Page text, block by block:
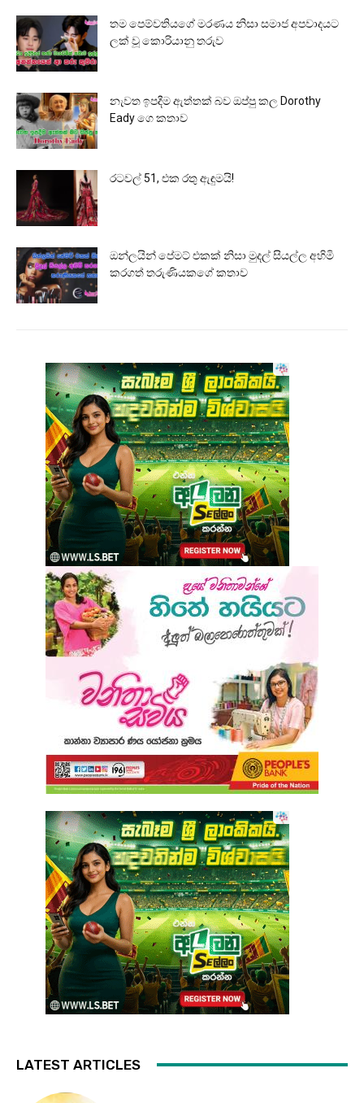
තම පෙම්වතියගේ මරණය නිසා සමාජ අපවාදයට
ලක් වූ කොරියානු තරුව
නැවත ඉපදීම ඇත්තක් බව ඔප්පු කල Dorothy
Eady ගෙ කතාව
රටවල් 51, එක රතු ඇඳුමයි!
ඔන්ලයින් පේමට් එකක් නිසා මුදල් සියල්ල අහිමි
කරගත් තරුණියකගේ කතාව
LATEST ARTICLES